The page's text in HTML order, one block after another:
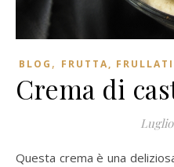
BLOG , FRUTTA,
Crema di
Luglio
Questa crema è una deliziosa e sostanziosa merenda o un